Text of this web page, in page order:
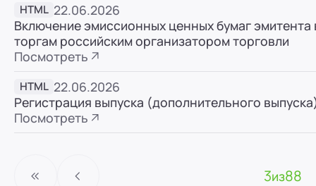
8 (800) 250-25-31 (вн. 153)
ООО "ПР-Лизинг"
РоссияОмск
8 (800) 250-25-31 (вн. 153)mail@pr-liz.ru8
ООО "ПР-Лизинг"
РоссияРостов-на-Дону
г. Ростов-на-Дону,
8 (800) 250-25-31 (вн. 153)mail@pr-liz.ru8
HTML 22.06.2026
Включение эмиссионных ценных бумаг
торгам российским организатором торговли
Посмотреть
HTML 22.06.2026
Регистрация выпуска (дополнительного
Посмотреть
3из88